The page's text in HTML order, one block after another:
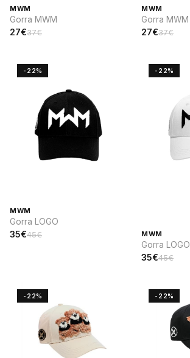
MWM
Gorra MWM
27€37€
MWM
Gorra MWM
27€37€
-22%
MWM
Gorra LOGO
35€45€
-22%
MWM
Gorra LOGO
35€45€
-22% -22%